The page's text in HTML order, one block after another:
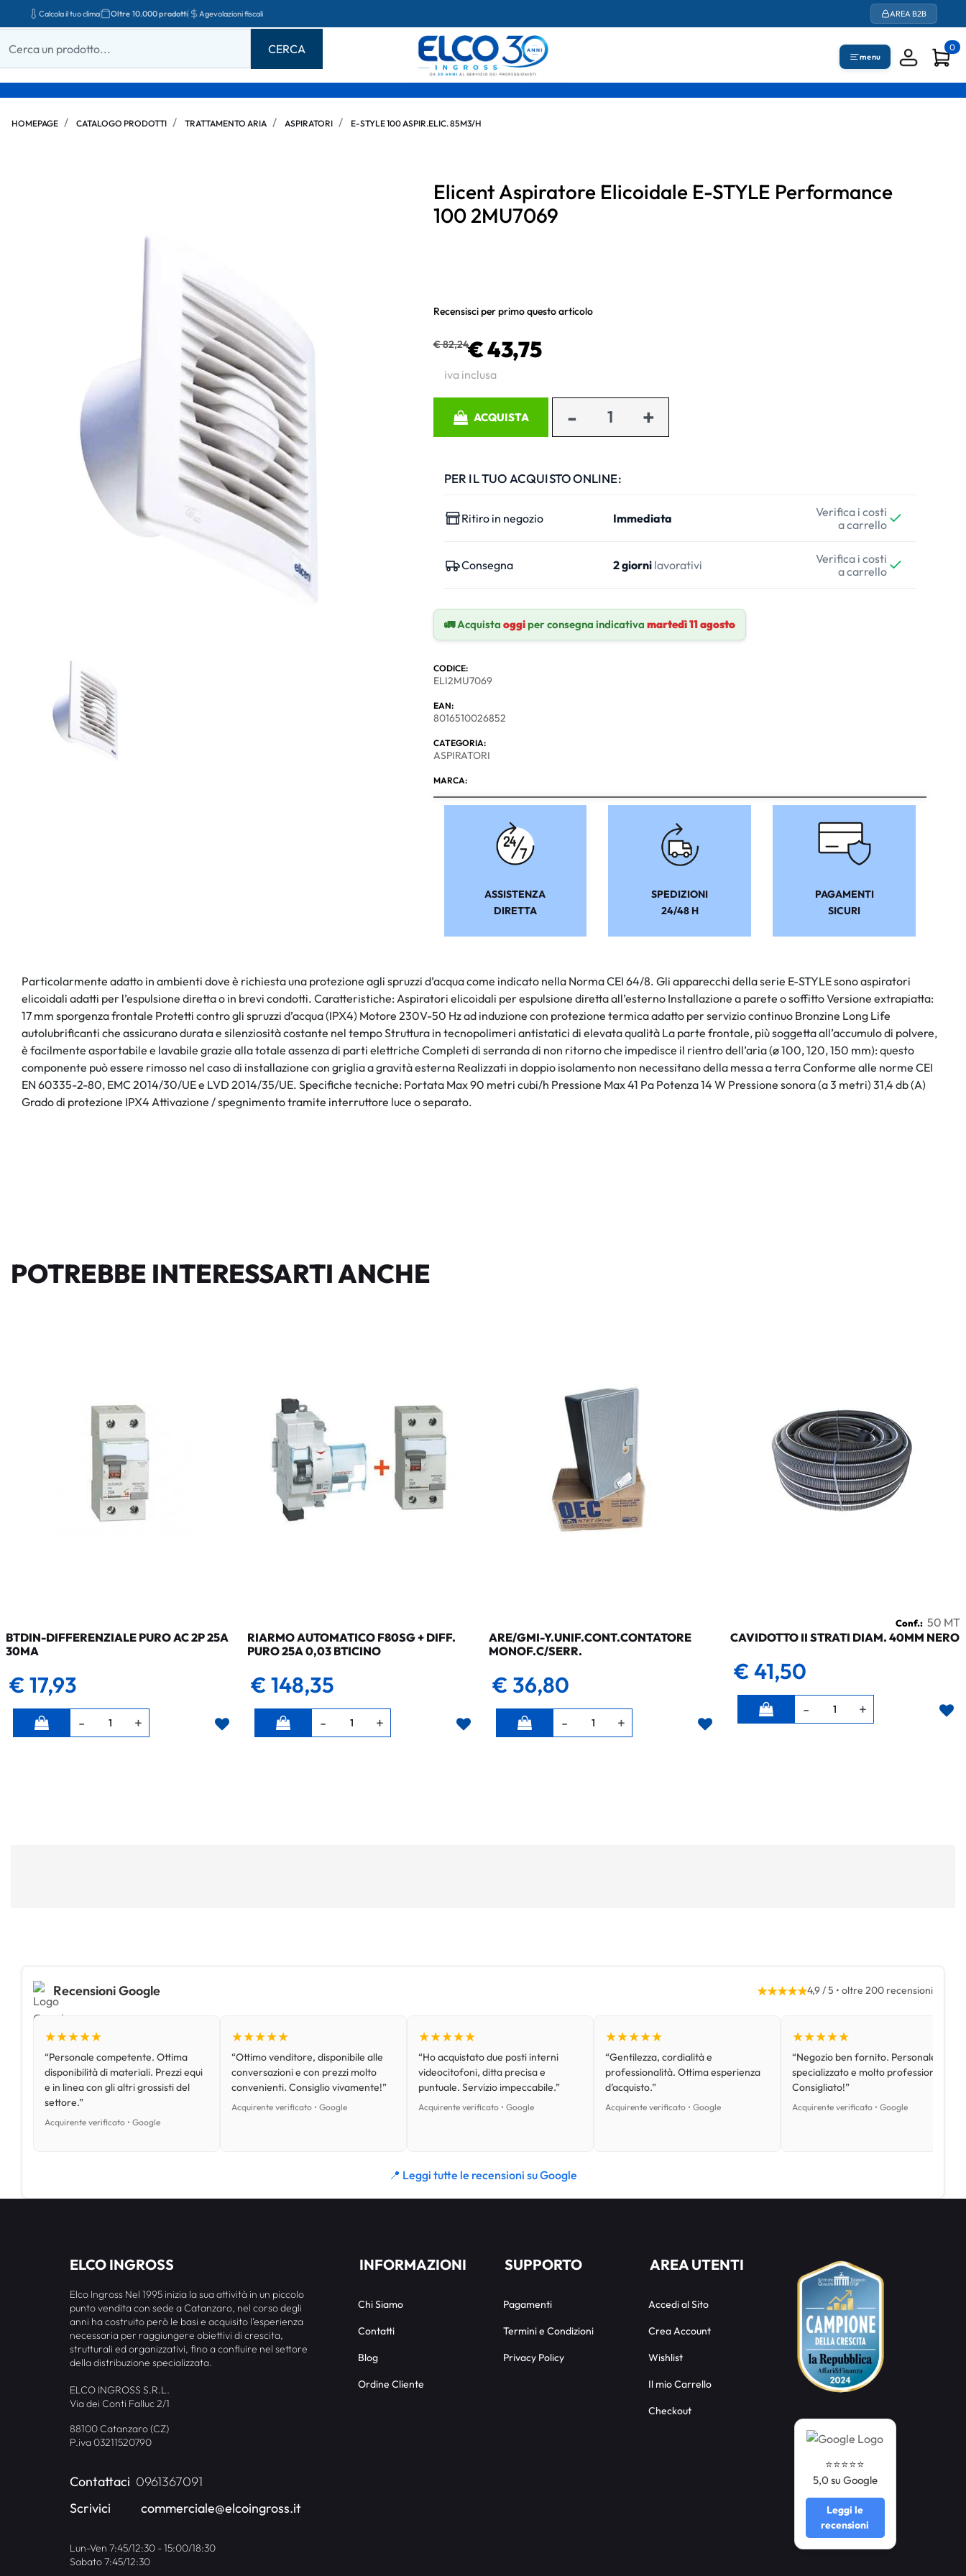
Calcola il tuo clima Oltre 10.000 prodotti Agevolazioni fiscali AREA B2B
menu
0
HOMEPAGE CATALOGO PRODOTTI TRATTAMENTO ARIA ASPIRATORI E-STYLE 100 ASPIR.ELIC. 85M3/H
Elicent Aspiratore Elicoidale E-STYLE Performance
100 2MU7069
Recensisci per primo questo articolo
€ 82,24€ 43,75
iva inclusa
ACQUISTA
PER IL TUO ACQUISTO ONLINE:
Ritiro in negozio Immediata
Verifica i costi
a carrello
Consegna 2 giornilavorativi
Verifica i costi
a carrello
🚛 Acquista oggiper consegna indicativa martedì 11 agosto
CODICE:
ELI2MU7069
EAN:
8016510026852
CATEGORIA:
ASPIRATORI
MARCA:
ASSISTENZA
DIRETTA
SPEDIZIONI
24/48 H
PAGAMENTI
SICURI
Particolarmente adatto in ambienti dove è richiesta una protezione agli spruzzi d’acqua come indicato nella Norma CEI 64/8. Gli apparecchi della serie E-STYLE sono aspiratori
elicoidali adatti per l’espulsione diretta o in brevi condotti. Caratteristiche: Aspiratori elicoidali per espulsione diretta all’esterno Installazione a parete o soffitto Versione extrapiatta:
17 mm sporgenza frontale Protetti contro gli spruzzi d’acqua (IPX4) Motore 230V-50 Hz ad induzione con protezione termica adatto per servizio continuo Bronzine Long Life
autolubrificanti che assicurano durata e silenziosità costante nel tempo Struttura in tecnopolimeri antistatici di elevata qualità La parte frontale, più soggetta all’accumulo di polvere,
è facilmente asportabile e lavabile grazie alla totale assenza di parti elettriche Completi di serranda di non ritorno che impedisce il rientro dell’aria (ø 100, 120, 150 mm): questo
componente può essere rimosso nel caso di installazione con griglia a gravità esterna Realizzati in doppio isolamento non necessitano della messa a terra Conforme alle norme CEI
EN 60335-2-80, EMC 2014/30/UE e LVD 2014/35/UE. Specifiche tecniche: Portata Max 90 metri cubi/h Pressione Max 41 Pa Potenza 14 W Pressione sonora (a 3 metri) 31,4 db (A)
Grado di protezione IPX4 Attivazione / spegnimento tramite interruttore luce o separato.
POTREBBE INTERESSARTI ANCHE
BTDIN-DIFFERENZIALE PURO AC 2P 25A
30MA
€ 17,93
Quantità
RIARMO AUTOMATICO F80SG + DIFF.
PURO 25A 0,03 BTICINO
€ 148,35
Quantità
ARE/GMI-Y.UNIF.CONT.CONTATORE
MONOF.C/SERR.
€ 36,80
Quantità
Conf.: 50 MT
CAVIDOTTO II STRATI DIAM. 40MM NERO
€ 41,50
Quantità
Recensioni Google ★★★★★4,9 / 5 • oltre 200 recensioni
★★★★★
“Personale competente. Ottima
disponibilità di materiali. Prezzi equi
e in linea con gli altri grossisti del
settore.”
Acquirente verificato • Google
★★★★★
“Ottimo venditore, disponibile alle
conversazioni e con prezzi molto
convenienti. Consiglio vivamente!”
Acquirente verificato • Google
★★★★★
“Ho acquistato due posti interni
videocitofoni, ditta precisa e
puntuale. Servizio impeccabile.”
Acquirente verificato • Google
★★★★★
“Gentilezza, cordialità e
professionalità. Ottima esperienza
d’acquisto.”
Acquirente verificato • Google
★★★★★
“Negozio ben fornito. Personale
specializzato e molto professionale.
Consigliato!”
Acquirente verificato • Google
📍 Leggi tutte le recensioni su Google
ELCO INGROSS
Elco Ingross Nel 1995 inizia la sua attività in un piccolo
punto vendita con sede a Catanzaro, nel corso degli
anni ha costruito però le basi e acquisito l’esperienza
necessaria per raggiungere obiettivi di crescita,
strutturali ed organizzativi, fino a confluire nel settore
della distribuzione specializzata.
ELCO INGROSS S.R.L.
Via dei Conti Falluc 2/1
88100 Catanzaro (CZ)
P.iva 03211520790
Contattaci 0961367091
Scrivici
commerciale@elcoingross.it
Lun-Ven 7:45/12:30 - 15:00/18:30
Sabato 7:45/12:30
INFORMAZIONI
Chi Siamo
Contatti
Blog
Ordine Cliente
SUPPORTO
Pagamenti
Termini e Condizioni
Privacy Policy
AREA UTENTI
Accedi al Sito
Crea Account
Wishlist
Il mio Carrello
Checkout
⭐️⭐️⭐️⭐️⭐️
5,0 su Google
Leggi le
recensioni